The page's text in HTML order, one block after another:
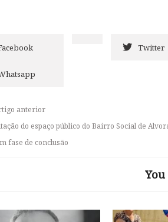
Twitter
anterior
do espaço público do Bairro Social de
fase de conclusão